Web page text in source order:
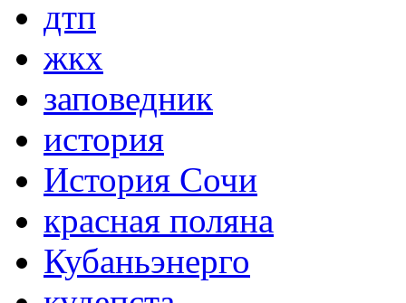
дтп
жкх
заповедник
история
История Сочи
красная поляна
Кубаньэнерго